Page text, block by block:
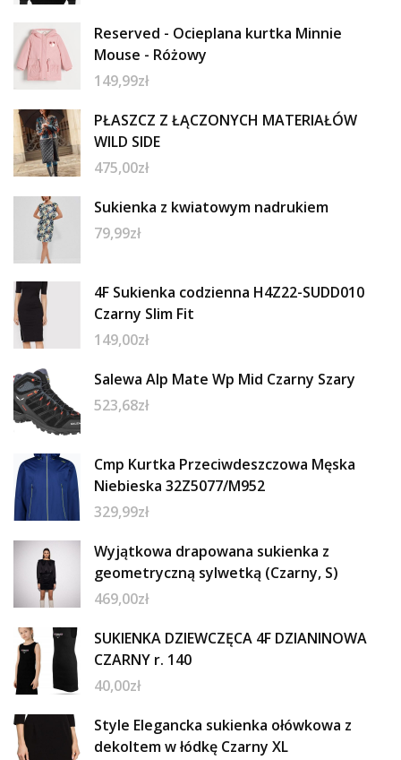
Reserved - Ocieplana kurtka Minnie
Mouse - Różowy
149,99zł
PŁASZCZ Z ŁĄCZONYCH MATERIAŁÓW
WILD SIDE
475,00zł
Sukienka z kwiatowym nadrukiem
79,99zł
4F Sukienka codzienna H4Z22-SUDD010
Czarny Slim Fit
149,00zł
Salewa Alp Mate Wp Mid Czarny Szary
523,68zł
Cmp Kurtka Przeciwdeszczowa Męska
Niebieska 32Z5077/M952
329,99zł
Wyjątkowa drapowana sukienka z
geometryczną sylwetką (Czarny, S)
469,00zł
SUKIENKA DZIEWCZĘCA 4F DZIANINOWA
CZARNY r. 140
40,00zł
Style Elegancka sukienka ołówkowa z
dekoltem w łódkę Czarny XL